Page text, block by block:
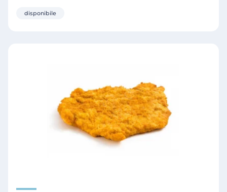
disponibile